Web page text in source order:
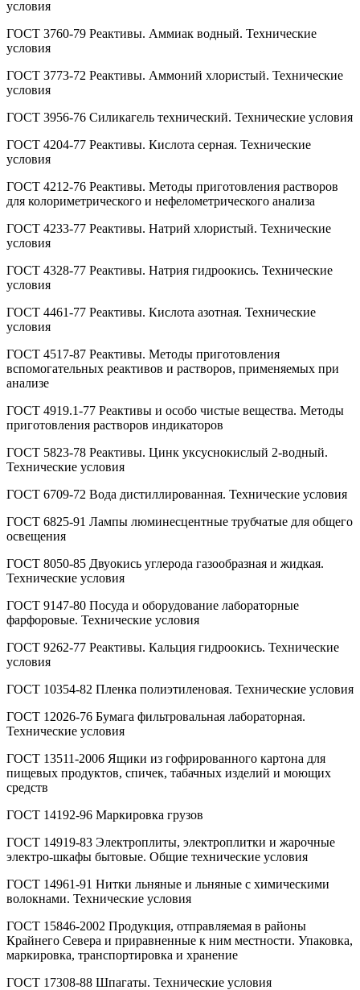
условия
ГОСТ 3760-79 Реактивы. Аммиак водный. Технические
условия
ГОСТ 3773-72 Реактивы. Аммоний хлористый. Технические
условия
ГОСТ 3956-76 Силикагель технический. Технические условия
ГОСТ 4204-77 Реактивы. Кислота серная. Технические
условия
ГОСТ 4212-76 Реактивы. Методы приготовления растворов
для колориметрического и нефелометрического анализа
ГОСТ 4233-77 Реактивы. Натрий хлористый. Технические
условия
ГОСТ 4328-77 Реактивы. Натрия гидроокись. Технические
условия
ГОСТ 4461-77 Реактивы. Кислота азотная. Технические
условия
ГОСТ 4517-87 Реактивы. Методы приготовления
вспомогательных реактивов и растворов, применяемых при
анализе
ГОСТ 4919.1-77 Реактивы и особо чистые вещества. Методы
приготовления растворов индикаторов
ГОСТ 5823-78 Реактивы. Цинк уксуснокислый 2-водный.
Технические условия
ГОСТ 6709-72 Вода дистиллированная. Технические условия
ГОСТ 6825-91 Лампы люминесцентные трубчатые для общего
освещения
ГОСТ 8050-85 Двуокись углерода газообразная и жидкая.
Технические условия
ГОСТ 9147-80 Посуда и оборудование лабораторные
фарфоровые. Технические условия
ГОСТ 9262-77 Реактивы. Кальция гидроокись. Технические
условия
ГОСТ 10354-82 Пленка полиэтиленовая. Технические условия
ГОСТ 12026-76 Бумага фильтровальная лабораторная.
Технические условия
ГОСТ 13511-2006 Ящики из гофрированного картона для
пищевых продуктов, спичек, табачных изделий и моющих
средств
ГОСТ 14192-96 Маркировка грузов
ГОСТ 14919-83 Электроплиты, электроплитки и жарочные
электро-шкафы бытовые. Общие технические условия
ГОСТ 14961-91 Нитки льняные и льняные с химическими
волокнами. Технические условия
ГОСТ 15846-2002 Продукция, отправляемая в районы
Крайнего Севера и приравненные к ним местности. Упаковка,
маркировка, транспортировка и хранение
ГОСТ 17308-88 Шпагаты. Технические условия